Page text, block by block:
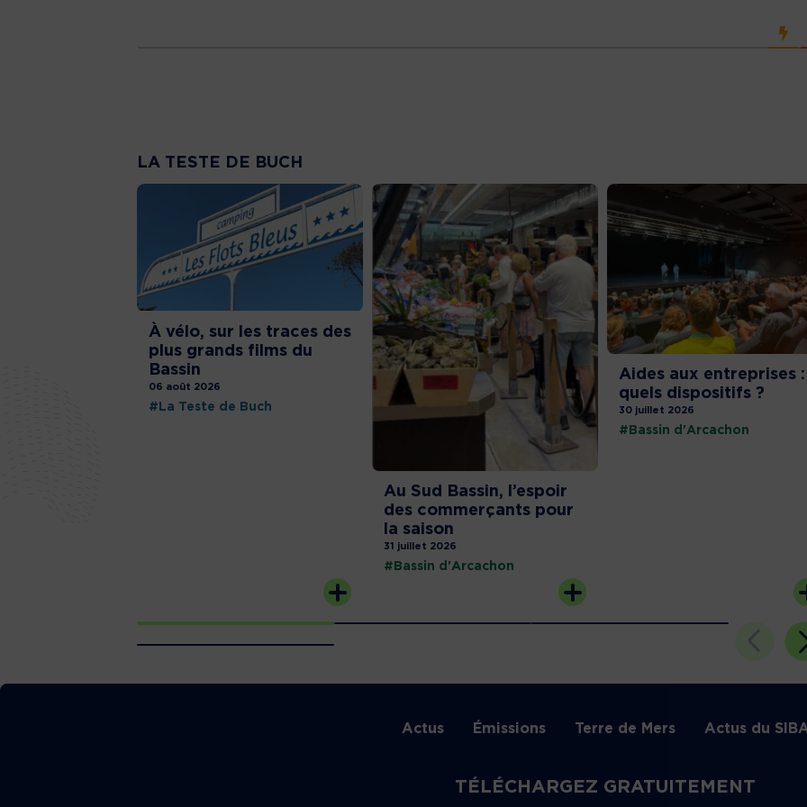
LA TESTE DE BUCH
À vélo, sur les traces des
plus grands films du
Bassin
06 août 2026
#La Teste de Buch
Au Sud Bassin, l’espoir
des commerçants pour
la saison
31 juillet 2026
#Bassin d'Arcachon
Aides aux entreprises :
quels dispositifs ?
30 juillet 2026
#Bassin d'Arcachon
Actus Émissions Terre de Mers Actus du
TÉLÉCHARGEZ GRATUITEMENT